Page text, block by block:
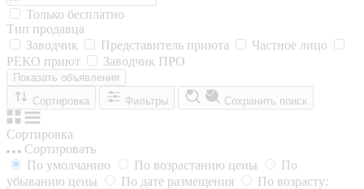
Только бесплатно
Тип продавца
Заводчик
Представитель приюта
Частное лицо
РЕКО приют
Заводчик ПРО
Показать объявления
Сортировка
Фильтры Сохранить поиск
Сортировка
Сортировать
По умолчанию
По возрастанию цены
По
убыванию цены
По дате размещения
По возрасту: